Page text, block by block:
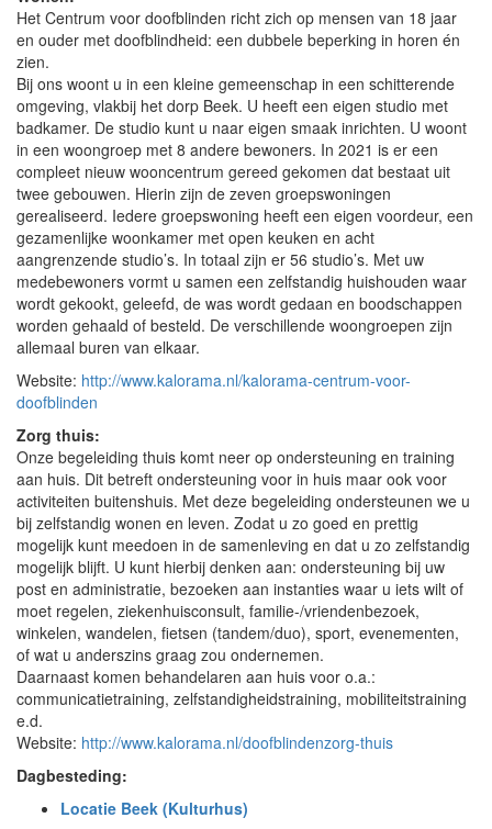
Het Centrum voor doofblinden richt zich op mensen van 18 jaar
en ouder met doofblindheid: een dubbele beperking in horen én
zien.
Bij ons woont u in een kleine gemeenschap in een schitterende
omgeving, vlakbij het dorp Beek. U heeft een eigen studio met
badkamer. De studio kunt u naar eigen smaak inrichten. U woont
in een woongroep met 8 andere bewoners. In 2021 is er een
compleet nieuw wooncentrum gereed gekomen dat bestaat uit
twee gebouwen. Hierin zijn de zeven groepswoningen
gerealiseerd. Iedere groepswoning heeft een eigen voordeur, een
gezamenlijke woonkamer met open keuken en acht
aangrenzende studio’s. In totaal zijn er 56 studio’s. Met uw
medebewoners vormt u samen een zelfstandig huishouden waar
wordt gekookt, geleefd, de was wordt gedaan en boodschappen
worden gehaald of besteld. De verschillende woongroepen zijn
allemaal buren van elkaar.
Website: http://www.kalorama.nl/kalorama-centrum-voor-
doofblinden
Zorg thuis:
Onze begeleiding thuis komt neer op ondersteuning en training
aan huis. Dit betreft ondersteuning voor in huis maar ook voor
activiteiten buitenshuis. Met deze begeleiding ondersteunen we u
bij zelfstandig wonen en leven. Zodat u zo goed en prettig
mogelijk kunt meedoen in de samenleving en dat u zo zelfstandig
mogelijk blijft. U kunt hierbij denken aan: ondersteuning bij uw
post en administratie, bezoeken aan instanties waar u iets wilt of
moet regelen, ziekenhuisconsult, familie-/vriendenbezoek,
winkelen, wandelen, fietsen (tandem/duo), sport, evenementen,
of wat u anderszins graag zou ondernemen.
Daarnaast komen behandelaren aan huis voor o.a.:
communicatietraining, zelfstandigheidstraining, mobiliteitstraining
e.d.
Website: http://www.kalorama.nl/doofblindenzorg-thuis
Dagbesteding:
Locatie Beek (Kulturhus)